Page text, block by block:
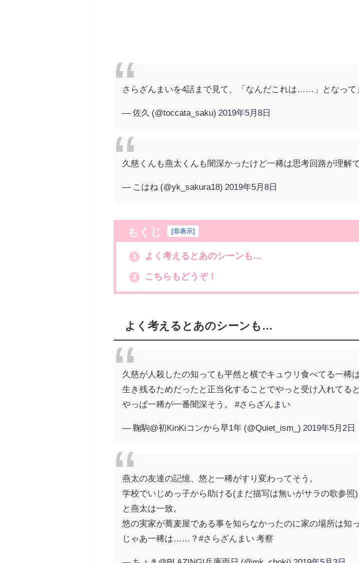
さらざんまいを4話まで見て、「なんだこれは……」となって
— 佐久 (@toccata_saku) 2019年5月8日
久慈くんも燕太くんも闇深かったけど一稀は思考回路が理解
— こはね (@yk_sakura18) 2019年5月8日
もくじ [非表示]
1 よく考えるとあのシーンも…
2 こちらもどうぞ！
よく考えるとあのシーンも…
久慈が人殺したの知っても平然と横でキュウリ食べてる一稀
生き残るためだったと正当化することでやっと受け入れてる
やっぱ一稀が一番闇深そう。#さらざんまい
— 鞠駒@初KinKiコンから早1年 (@Quiet_ism_) 2019年5月2日
燕太の友達の記憶、悠と一稀がすり変わってそう。
学校でいじめっ子から助ける(まだ描写は無いがサラの歌参
と燕太は一致。
悠の実家が蕎麦屋である事を知らなかったのに家の場所は知っ
じゃあ一稀は……？#さらざんまい 考察